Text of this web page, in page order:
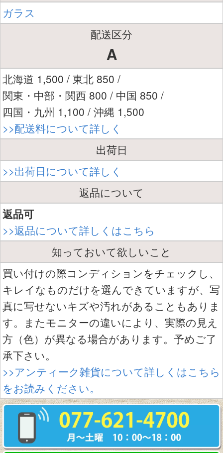
ガラス
配送区分
A
北海道 1,500 / 東北 850 /
関東・中部・関西 800 / 中国 850 /
四国・九州 1,100 / 沖縄 1,500
>>配送料について詳しく
出荷日
>>出荷日について詳しく
返品について
返品可
>>返品について詳しくはこちら
知っておいて欲しいこと
買い付けの際コンディションをチェックし、
キレイなものだけを選んできていますが、写
真に写せないキズや汚れがあることもありま
す。またモニターの違いにより、実際の見え
方（色）が異なる場合があります。予めご了
承下さい。
>>アンティーク雑貨について詳しくはこちら
をお読みください。